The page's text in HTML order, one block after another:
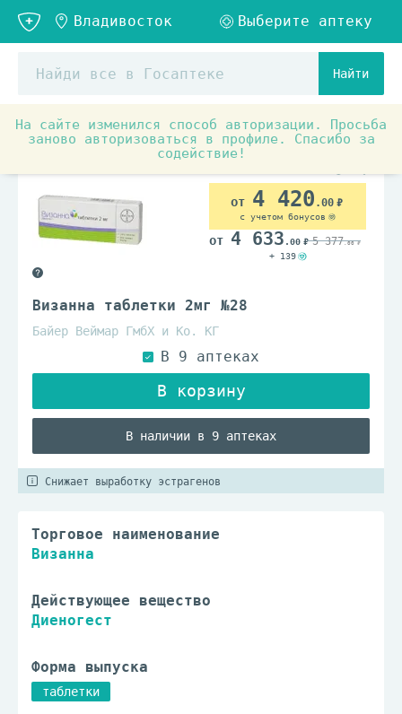
Найти
На сайте изменился способ авторизации. Просьба
заново авторизоваться в профиле. Спасибо за
содействие!
Аптечные товары Женское здоровье
Визанна таблетки 2мг №28
Байер Веймар ГмбХ и Ко. КГ
В наличии в 9 аптеках
4 420 .00
с учетом бонусов
4 633 .00 5 377.00
+ 139
Снижает выработку эстрагенов
Торговое наименование
Визанна
Действующее вещество
Диеногест
Форма выпуска
таблетки